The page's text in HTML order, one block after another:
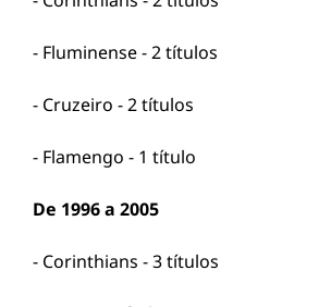
- Fluminense - 2 títulos
- Cruzeiro - 2 títulos
- Flamengo - 1 título
De 1996 a 2005
- Corinthians - 3 títulos